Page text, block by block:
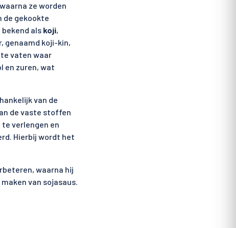
ze worden
de gekookte
als koji,
genaamd koji-kin,
vaten waar
en zuren, wat
van de
de vaste stoffen
verlengen en
Hierbij wordt het
waarna hij
van sojasaus.